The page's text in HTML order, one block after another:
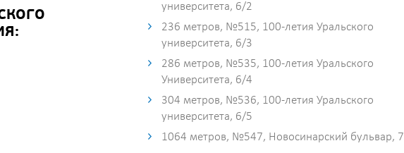
университета, 6/2
236 метров, №515, 100-летия Уральского
университета, 6/3
286 метров, №535, 100-летия Уральского
Университета, 6/4
304 метров, №536, 100-летия Уральского
университета, 6/5
1064 метров, №547, Новосинарский бульвар, 7